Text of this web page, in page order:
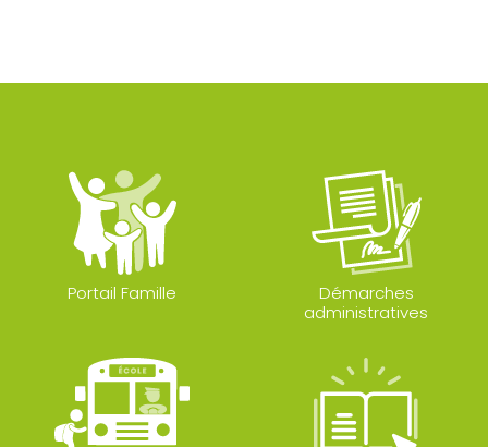
Portail Famille
Démarches
administratives